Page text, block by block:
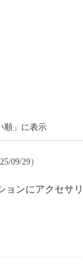
順」に表示
09/29）
ンにアクセサ